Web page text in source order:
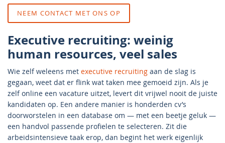
NEEM CONTACT MET ONS OP
Executive recruiting: weinig
human resources, veel sales
Wie zelf weleens met executive recruiting aan de slag is
gegaan, weet dat er flink wat taken mee gemoeid zijn. Als je
zelf online een vacature uitzet, levert dit vrijwel nooit de juiste
kandidaten op. Een andere manier is honderden cv’s
doorworstelen in een database om — met een beetje geluk —
een handvol passende profielen te selecteren. Zit die
arbeidsintensieve taak erop, dan begint het werk eigenlijk